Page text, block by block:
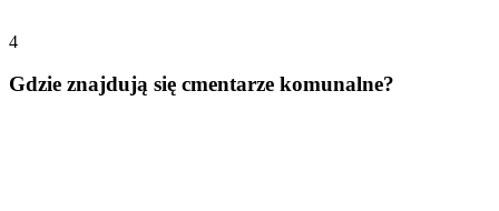
4
Gdzie znajdują się cmentarze komunalne?